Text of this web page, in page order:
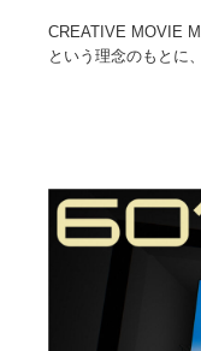
CREATIVE MOVIE
という理念のもとに